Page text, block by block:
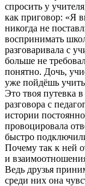
спросить у
как приговор: «Я
никогда не
воспринимать
разговаривала с
больше не
понятно. Дочь,
уже пойдëшь
Это твоя путевка
разговора с
истории
провоцировала
быстро
Почему так к ней
и
Ведь друзья
среди них она